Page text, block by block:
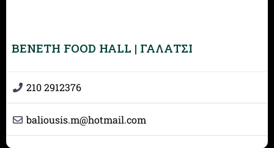
BENETH FOOD HALL | ΓΑΛΑΤΣΙ
210 2912376
baliousis.m@hotmail.com